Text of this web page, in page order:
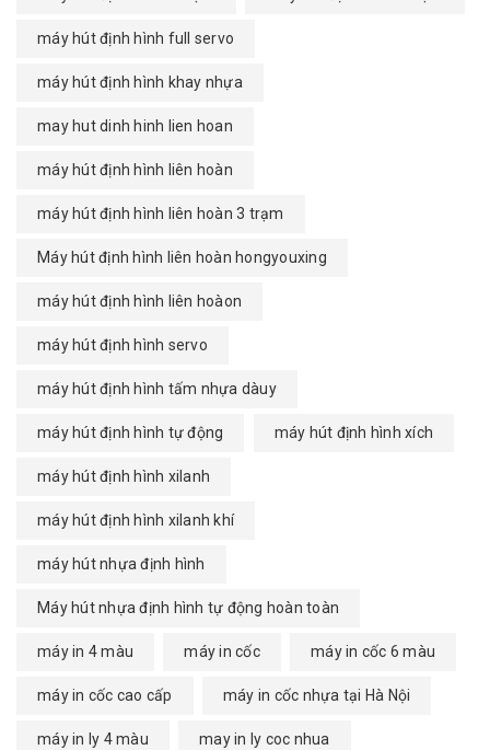
máy hút định hình full servo
máy hút định hình khay nhựa
may hut dinh hinh lien hoan
máy hút định hình liên hoàn
máy hút định hình liên hoàn 3 trạm
Máy hút định hình liên hoàn hongyouxing
máy hút định hình liên hoàon
máy hút định hình servo
máy hút định hình tấm nhựa dàuy
máy hút định hình tự động máy hút định hình xích
máy hút định hình xilanh
máy hút định hình xilanh khí
máy hút nhựa định hình
Máy hút nhựa định hình tự động hoàn toàn
máy in 4 màu máy in cốc máy in cốc 6 màu
máy in cốc cao cấp máy in cốc nhựa tại Hà Nội
máy in ly 4 màu may in ly coc nhua